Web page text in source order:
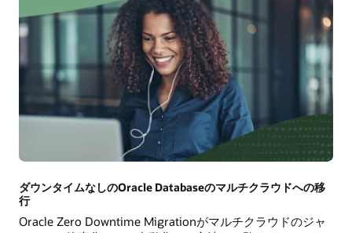
と
Meta
を
使
用
し
て
オ
ー
プ
ン
ソ
ー
と
ダウンタイムなしのOracle Databaseのマルチクラウドへの移
行
Oracle Zero Downtime Migrationがマルチクラウドのジャ